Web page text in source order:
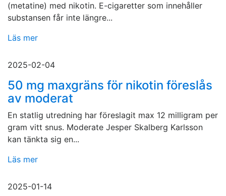
(metatine) med nikotin. E-cigaretter som innehåller
substansen får inte längre...
Läs mer
2025-02-04
50 mg maxgräns för nikotin föreslås
av moderat
En statlig utredning har föreslagit max 12 milligram per
gram vitt snus. Moderate Jesper Skalberg Karlsson
kan tänkta sig en...
Läs mer
2025-01-14